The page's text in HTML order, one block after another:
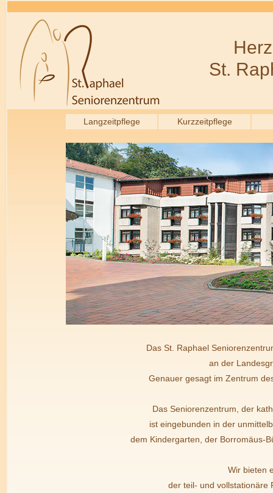
St.
Langzeitpflege Kurzzeitpflege
Das St. Raphael
an der
Genauer gesagt im Zentrum
Das Seniorenzentrum, der
ist eingebunden in der
dem Kindergarten, der Borromäus-
Wir bieten
der teil- und vollstationäre